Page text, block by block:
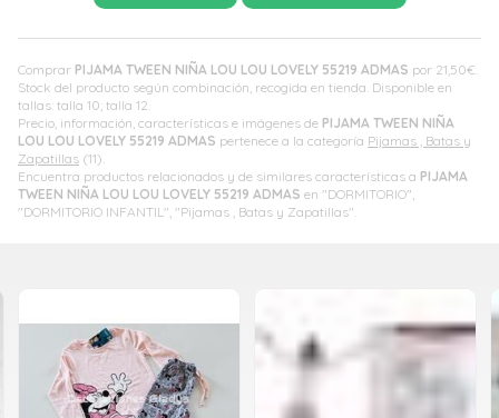
Comprar PIJAMA TWEEN NIÑA LOU LOU LOVELY 55219 ADMAS por 21,50€
Stock del producto según combinación, recogida en tienda. Disponible en
tallas: talla 10; talla 12.
Precio, información, características e imágenes de PIJAMA TWEEN NIÑA
LOU LOU LOVELY 55219 ADMAS pertenece a la categoría Pijamas , Batas y
Zapatillas (11).
Encuentra productos relacionados y de similares características a PIJAMA
TWEEN NIÑA LOU LOU LOVELY 55219 ADMAS en "DORMITORIO",
"DORMITORIO INFANTIL", "Pijamas , Batas y Zapatillas".